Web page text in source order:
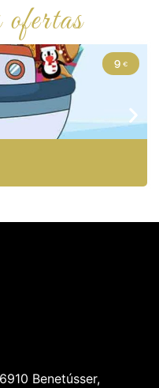
9
Benetússer,